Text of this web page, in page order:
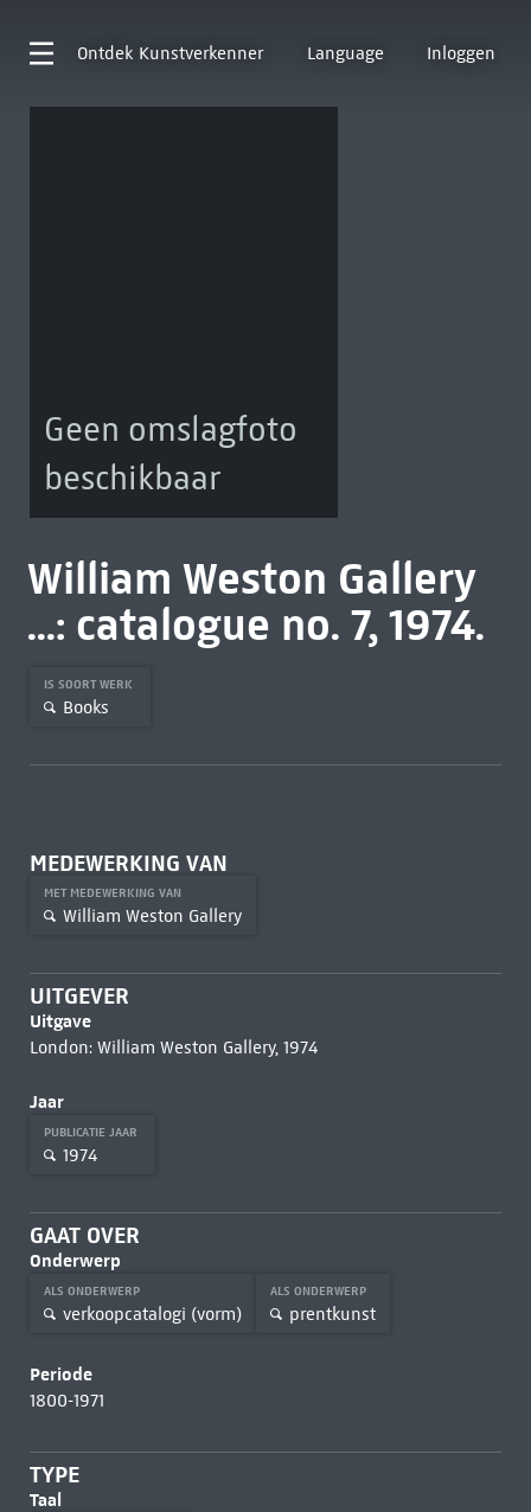
Ontdek Kunstverkenner Language Inloggen
Geen omslagfoto
beschikbaar
William Weston Gallery
...: catalogue no. 7, 1974.
IS SOORT WERK
Books
MEDEWERKING VAN
MET MEDEWERKING VAN
William Weston Gallery
UITGEVER
Uitgave
London: William Weston Gallery, 1974
Jaar
PUBLICATIE JAAR
1974
GAAT OVER
Onderwerp
ALS ONDERWERP
verkoopcatalogi (vorm)
ALS ONDERWERP
prentkunst
Periode
1800-1971
TYPE
Taal